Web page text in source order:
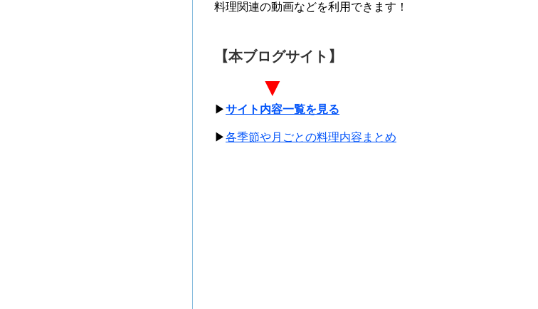
料理関連の動画などを利用できます！
【本ブログサイト】
▼
▶サイト内容一覧を見る
▶各季節や月ごとの料理内容まとめ